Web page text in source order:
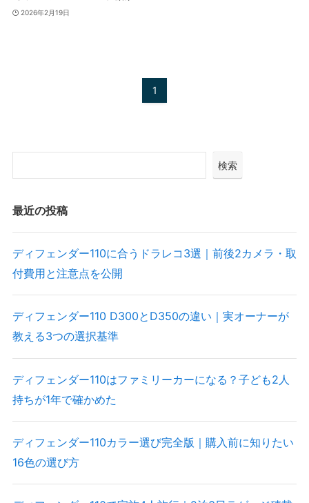
2026年2月19日
1
検索
最近の投稿
ディフェンダー110に合うドラレコ3選｜前後2カメラ・取
付費用と注意点を公開
ディフェンダー110 D300とD350の違い｜実オーナーが
教える3つの選択基準
ディフェンダー110はファミリーカーになる？子ども2人
持ちが1年で確かめた
ディフェンダー110カラー選び完全版｜購入前に知りたい
16色の選び方